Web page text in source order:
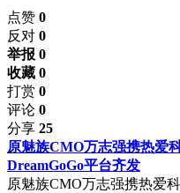
点赞 0
反对 0
举报 0
收藏 0
打赏 0
评论 0
分享 25
原魅族CMO万志强携热爱
DreamGoGo平台齐发
原魅族CMO万志强携热爱